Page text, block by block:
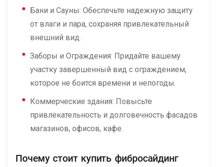
Бани и Сауны: Обеспечьте надежную защиту
от влаги и пара, сохраняя привлекательный
внешний вид.
Заборы и Ограждения: Придайте вашему
участку завершенный вид с ограждением,
которое не боится времени и непогоды.
Коммерческие здания: Повысьте
привлекательность и долговечность фасадов
магазинов, офисов, кафе.
Почему стоит купить фибросайдинг